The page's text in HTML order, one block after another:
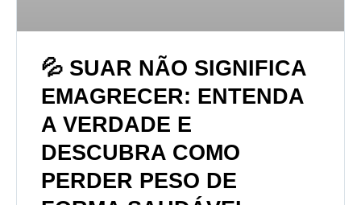
💦 SUAR NÃO SIGNIFICA
EMAGRECER: ENTENDA
A VERDADE E
DESCUBRA COMO
PERDER PESO DE